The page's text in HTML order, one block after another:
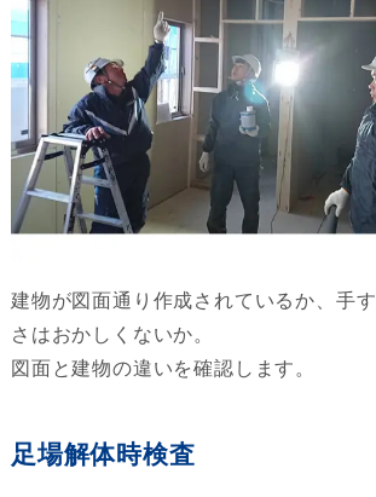
建物が図面通り作成されているか、手
さはおかしくないか。
図面と建物の違いを確認します。
足場解体時検査